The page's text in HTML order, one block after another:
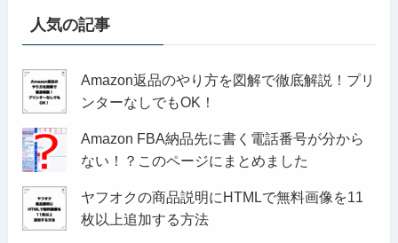
人気の記事
Amazon返品のやり方を図解で徹底解説！プリ
ンターなしでもOK！
Amazon FBA納品先に書く電話番号が分から
ない！？このページにまとめました
ヤフオクの商品説明にHTMLで無料画像を11
枚以上追加する方法